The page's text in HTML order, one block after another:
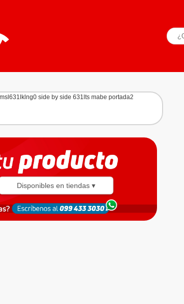
Disponibles en tiendas ▾